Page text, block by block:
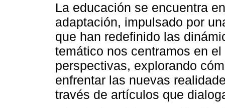
La educación se encuentra
adaptación, impulsado por
que han redefinido las
temático nos centramos en
perspectivas, explorando
enfrentar las nuevas
través de artículos que